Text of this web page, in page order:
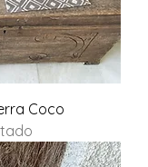
Coco